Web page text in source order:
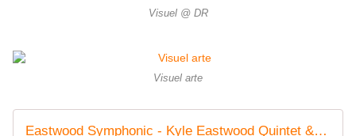
Visuel @ DR
Visuel arte
Eastwood Symphonic - Kyle Eastwood Quintet & Orchestre National de Lyon - Regarder le programme complet | ARTE Concert